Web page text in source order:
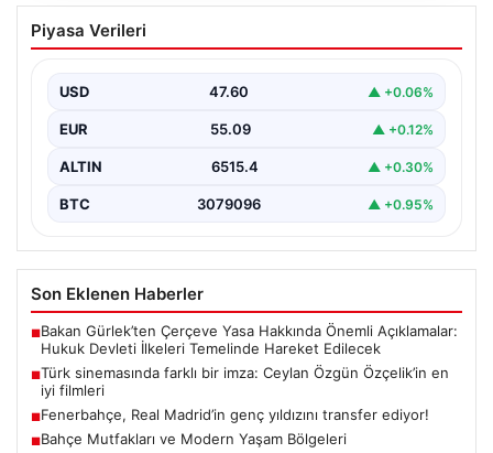
Türk sinemasında farklı bir imza: Ceylan
Özgün Özçelik’in en iyi filmleri
Piyasa Verileri
USD 47.60 ▲ +0.06%
EUR 55.09 ▲ +0.12%
ALTIN 6515.4 ▲ +0.30%
BTC 3079096 ▲ +0.95%
Son Eklenen Haberler
■Bakan Gürlek’ten Çerçeve Yasa Hakkında Önemli Açıklamalar:
Hukuk Devleti İlkeleri Temelinde Hareket Edilecek
■Türk sinemasında farklı bir imza: Ceylan Özgün Özçelik’in en
iyi filmleri
■Fenerbahçe, Real Madrid’in genç yıldızını transfer ediyor!
■Bahçe Mutfakları ve Modern Yaşam Bölgeleri